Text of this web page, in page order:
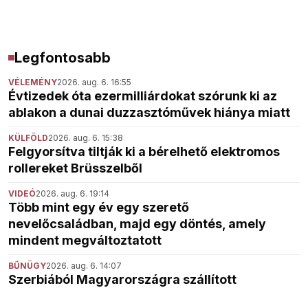
Legfontosabb
VÉLEMÉNY2026. aug. 6. 16:55
Évtizedek óta ezermilliárdokat szórunk ki az
ablakon a dunai duzzasztóművek hiánya miatt
KÜLFÖLD2026. aug. 6. 15:38
Felgyorsítva tiltják ki a bérelhető elektromos
rollereket Brüsszelből
VIDEÓ2026. aug. 6. 19:14
Több mint egy év egy szerető
nevelőcsaládban, majd egy döntés, amely
mindent megváltoztatott
BŰNÜGY2026. aug. 6. 14:07
Szerbiából Magyarországra szállított